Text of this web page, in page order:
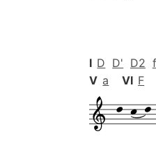
I D D' D2 f
V a VI F